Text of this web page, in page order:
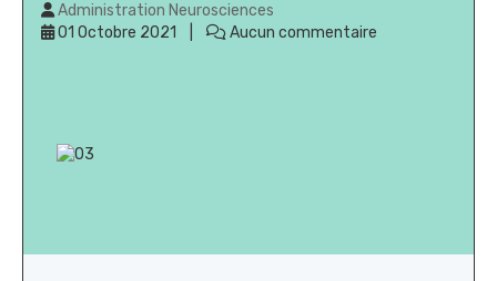
Administration Neurosciences
01 Octobre 2021
Aucun commentaire